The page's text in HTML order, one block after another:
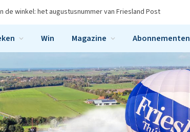
de winkel: het augustusnummer van Friesland Post
Win Magazine Abonnementen